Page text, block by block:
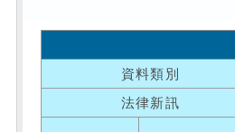
資料類別
法律新訊